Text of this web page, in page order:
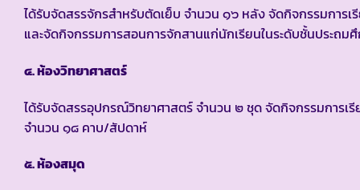
ได้รับจัดสรรจักรสำหรับตัดเย็บ จำนวน ๑๖ หลัง จัดกิจกรรมการ
และจัดกิจกรรมการสอนการจักสานแก่นักเรียนในระดับชั้นประถม
๔. ห้องวิทยาศาสตร์
ได้รับจัดสรรอุปกรณ์วิทยาศาสตร์ จำนวน ๒ ชุด จัดกิจกรรมการ
จำนวน ๑๘ คาบ/สัปดาห์
๕. ห้องสมุด